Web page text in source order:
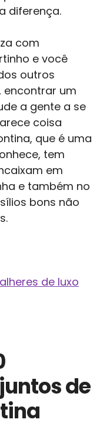
diferença.
com
e você
outros
encontrar um
a gente a se
coisa
que é uma
tem
em
e também no
bons não
de luxo
de